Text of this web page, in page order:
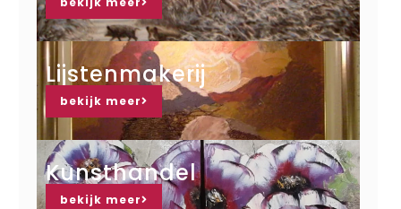
Lijstenmakerij
bekijk meer
Kunsthandel
bekijk meer